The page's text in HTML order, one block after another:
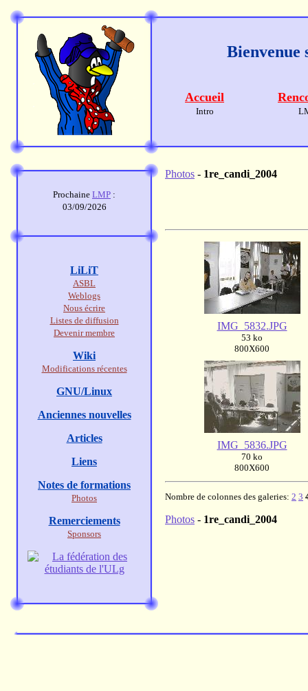
Accueil
Intro
Photos - 1re_candi_2004
IMG_5832.JPG
53 ko
800X600
IMG_5836.JPG
70 ko
800X600
Nombre de colonnes des galeries: 2 3
Photos - 1re_candi_2004
Prochaine LMP :
03/09/2026
LiLiT
ASBL
Weblogs
Nous écrire
Listes de diffusion
Devenir membre
Wiki
Modifications récentes
GNU/Linux
Anciennes nouvelles
Articles
Liens
Notes de formations
Photos
Remerciements
Sponsors